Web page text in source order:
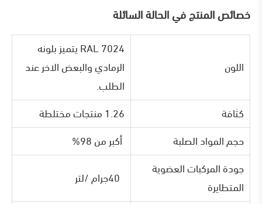
خصائص المنتج في الحالة السائلة
اللون
RAL 7024 يتميز بلونه
الرمادي والبعض الاخر عند
الطلب.
كثافة
1.26 منتجات مختلطة
حجم المواد الصلبة
أكبر من 98%
جودة المركبات العضوية
المتطايرة